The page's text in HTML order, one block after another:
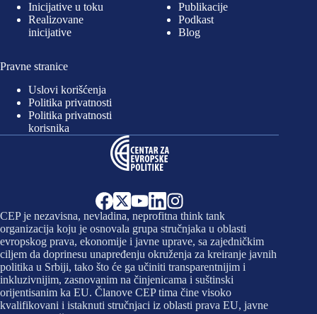
Inicijative u toku
Realizovane
inicijative
Publikacije
Podkast
Blog
Pravne stranice
Uslovi korišćenja
Politika privatnosti
Politika privatnosti
korisnika
CEP je nezavisna, nevladina, neprofitna think tank
organizacija koju je osnovala grupa stručnjaka u oblasti
evropskog prava, ekonomije i javne uprave, sa zajedničkim
ciljem da doprinesu unapređenju okruženja za kreiranje javnih
politika u Srbiji, tako što će ga učiniti transparentnijim i
inkluzivnijim, zasnovanim na činjenicama i suštinski
orijentisanim ka EU. Članove CEP tima čine visoko
kvalifikovani i istaknuti stručnjaci iz oblasti prava EU, javne